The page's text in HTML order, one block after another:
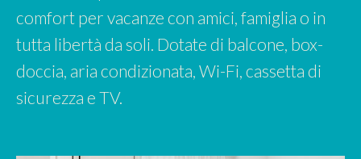
comfort per vacanze con amici, famiglia o in
tutta libertà da soli. Dotate di balcone, box-
doccia, aria condizionata, Wi-Fi, cassetta di
sicurezza e TV.